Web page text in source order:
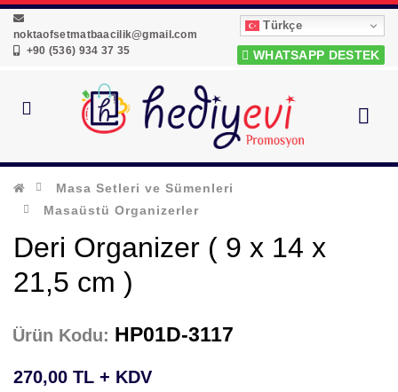
noktaofsetmatbaacilik@gmail.com
+90 (536) 934 37 35
Türkçe
WHATSAPP DESTEK
Masa Setleri ve Sümenleri
Masaüstü Organizerler
Deri Organizer ( 9 x 14 x
21,5 cm )
Ürün Kodu: HP01D-3117
270,00 TL + KDV